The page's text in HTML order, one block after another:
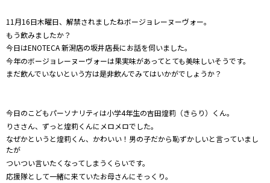
キッズ
ケンジュ
愛の募金
Well-being
防災・減災
ショッピング
お問い合わせ
11月16日木曜日、解禁されましたねボージョレーヌーヴォー。
もう飲みましたか？
今日はENOTECA 新潟店の坂井店長にお話を伺いました。
今年のボージョレーヌーヴォーは果実味があってとても美味しいそうです。
まだ飲んでいないという方は是非飲んでみてはいかがでしょうか？
今日のこどもパーソナリティは小学4年生の吉田煌莉（きらり）くん。
りささん、ずっと煌莉くんにメロメロでした。
なぜかというと煌莉くん、かわいい！男の子だから恥ずかしいと言っていまし
たが
ついつい言いたくなってしまうくらいです。
応援隊として一緒に来ていたお母さんにそっくり。